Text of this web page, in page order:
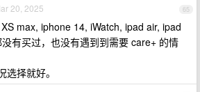
65
20, 2025
max, iphone 14, iWatch, ipad air, ipad
有买过，也没有遇到到需要 care+ 的情
择就好。